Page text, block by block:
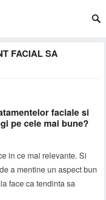
FACIAL SA
faciale si
pe cele mai bune?
in ce mai relevante. Si
a mentine un aspect bun
face ca tendinta sa